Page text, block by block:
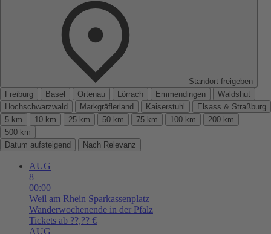
Standort freigeben
Freiburg
Basel Ortenau Lörrach Emmendingen
Waldshut
Hochschwarzwald
Markgräflerland Kaiserstuhl
Elsass & Straßburg
5 km
10 km 25 km 50 km 75 km 100 km
200 km
500 km
Datum aufsteigend
Nach Relevanz
AUG
8
00:00
Weil am Rhein Sparkassenplatz
Wanderwochenende in der Pfalz
Tickets ab ??,?? €
AUG